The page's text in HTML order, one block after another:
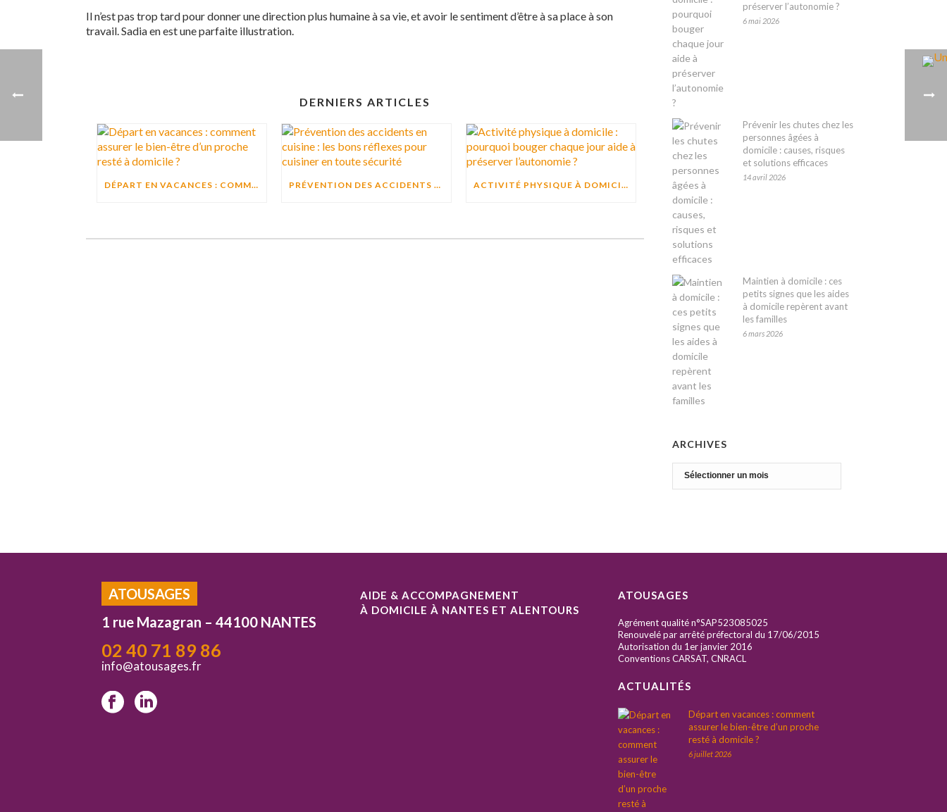
Il n’est pas trop tard pour donner une direction plus humaine à sa vie, et avoir le sentiment d’être à sa place à son
travail. Sadia en est une parfaite illustration.
DERNIERS ARTICLES
DÉPART EN VACANCES : COMMENT ASSURER LE BIEN-ÊTRE D’UN PROCHE RESTÉ À DOMICILE ? PRÉVENTION DES ACCIDENTS EN CUISINE : LES BONS RÉFLEXES POUR CUISINER EN TOUTE SÉCURITÉ ACTIVITÉ PHYSIQUE À DOMICILE : POURQUOI BOUGER CHAQUE JOUR AIDE À PRÉSERVER L’AUTONOMIE ?
préserver l’autonomie ?
6 mai 2026
Prévenir les chutes chez les
personnes âgées à
domicile : causes, risques
et solutions efficaces
14 avril 2026
Maintien à domicile : ces
petits signes que les aides
à domicile repèrent avant
les familles
6 mars 2026
ARCHIVES
Archives
ATOUSAGES
1 rue Mazagran – 44100 NANTES
02 40 71 89 86
info@atousages.fr
AIDE & ACCOMPAGNEMENT
À DOMICILE À NANTES ET ALENTOURS
ATOUSAGES
Agrément qualité n°SAP523085025
Renouvelé par arrêté préfectoral du 17/06/2015
Autorisation du 1er janvier 2016
Conventions CARSAT, CNRACL
ACTUALITÉS
Départ en vacances : comment
assurer le bien-être d’un proche
resté à domicile ?
6 juillet 2026